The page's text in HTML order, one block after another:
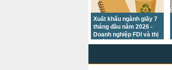
Xuất khẩu ngành giấy 7
tháng đầu năm 2026 -
Doanh nghiệp FDI và thị